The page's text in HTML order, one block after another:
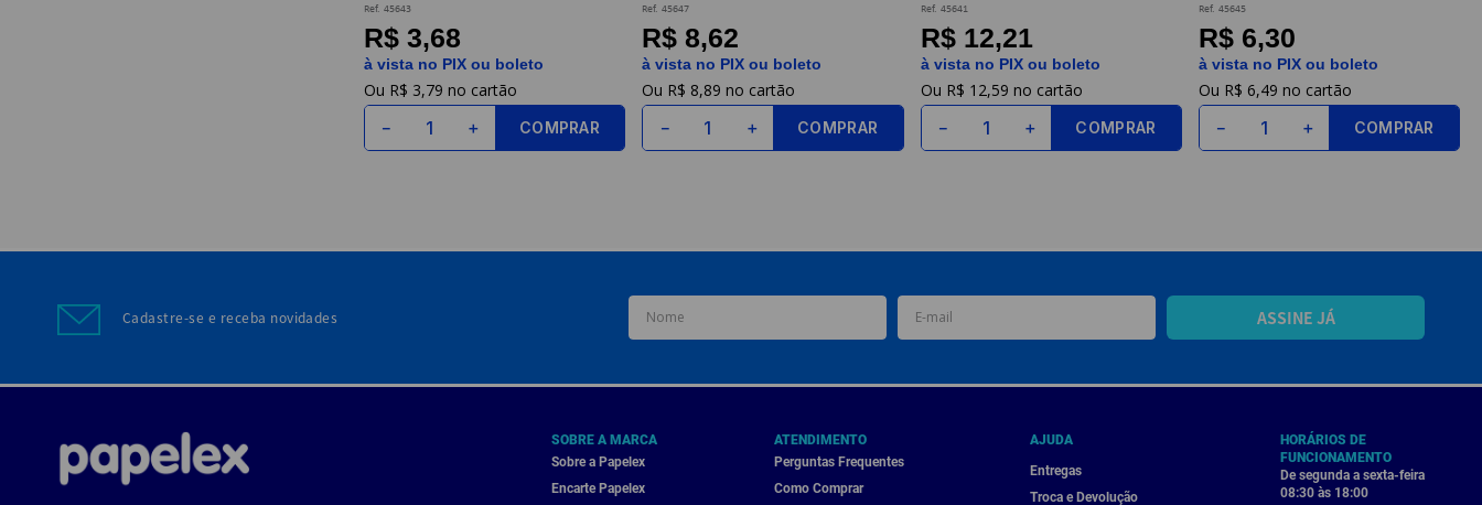
Ref. 45643
R$ 3,68
à vista no PIX ou boleto
R$ 3,79
＋
－ COMPRAR
Ref. 45647
R$ 8,62
à vista no PIX ou boleto
R$ 8,89
＋
－ COMPRAR
Ref. 45641
R$ 12,21
à vista no PIX ou boleto
R$ 12,59
＋
－ COMPRAR
Ref. 45645
R$ 6,30
à vista no PIX ou boleto
R$ 6,49
＋
－ COMPRAR
Cadastre-se e receba novidades ASSINE JÁ
SOBRE A MARCA
Sobre a Papelex
Encarte Papelex
ATENDIMENTO
Perguntas Frequentes
Como Comprar
AJUDA
Entregas
Troca e Devolução
HORÁRIOS DE
FUNCIONAMENTO
De segunda a sexta-feira
08:30 às 18:00